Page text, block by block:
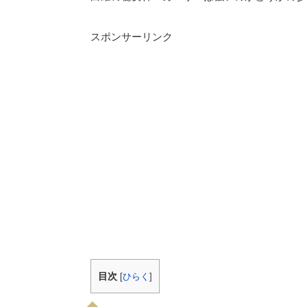
スポンサーリンク
目次 [ひらく ]